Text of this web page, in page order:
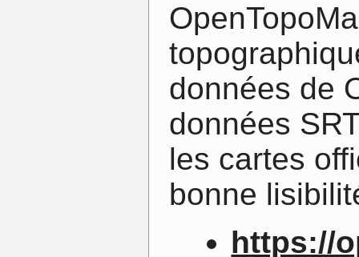
données de
données
les cartes
bonne
https://